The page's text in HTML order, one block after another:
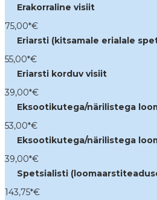
Erakorraline visiit
75,00*€
Eriarsti (kitsamale erialale
55,00*€
Eriarsti korduv visiit
39,00*€
Eksootikutega/närilistega
53,00*€
Eksootikutega/närilistega
39,00*€
Spetsialisti
143,75*€